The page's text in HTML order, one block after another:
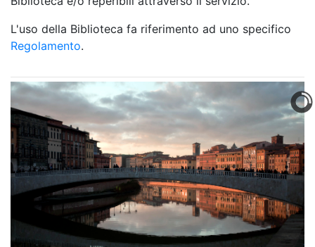
L'uso della Biblioteca fa riferimento ad uno specifico
Regolamento.